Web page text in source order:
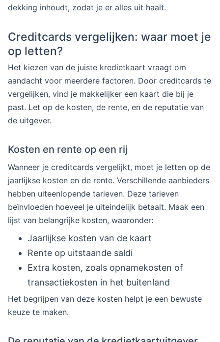
dekking inhoudt, zodat je er alles uit haalt.
Creditcards vergelijken: waar moet je
op letten?
Het kiezen van de juiste kredietkaart vraagt om
aandacht voor meerdere factoren. Door creditcards te
vergelijken, vind je makkelijker een kaart die bij je
past. Let op de kosten, de rente, en de reputatie van
de uitgever.
Kosten en rente op een rij
Wanneer je creditcards vergelijkt, moet je letten op de
jaarlijkse kosten en de rente. Verschillende aanbieders
hebben uiteenlopende tarieven. Deze tarieven
beïnvloeden hoeveel je uiteindelijk betaalt. Maak een
lijst van belangrijke kosten, waaronder:
Jaarlijkse kosten van de kaart
Rente op uitstaande saldi
Extra kosten, zoals opnamekosten of
transactiekosten in het buitenland
Het begrijpen van deze kosten helpt je een bewuste
keuze te maken.